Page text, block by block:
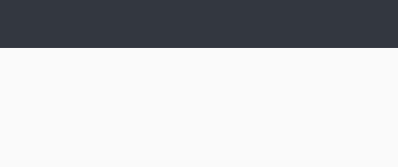
Culture Hopital